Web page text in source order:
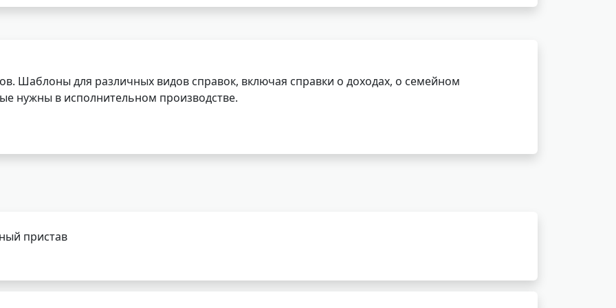
Шаблоны для различных видов справок, включая справки о доходах, о семейном
нужны в исполнительном производстве.
пристав